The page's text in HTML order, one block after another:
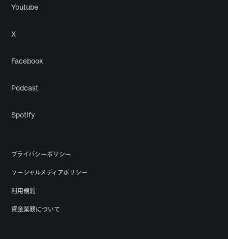
Youtube
X
Facebook
Podcast
Spotify
プライバシーポリシー
ソーシャルメディアポリシー
利用規約
貸金業務について